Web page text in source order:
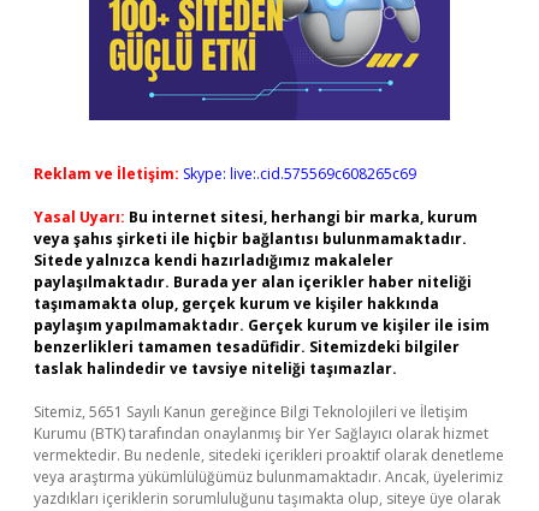
Reklam ve İletişim: Skype: live:.cid.575569c608265c69
Yasal Uyarı: Bu internet sitesi, herhangi bir marka, kurum
veya şahıs şirketi ile hiçbir bağlantısı bulunmamaktadır.
Sitede yalnızca kendi hazırladığımız makaleler
paylaşılmaktadır. Burada yer alan içerikler haber niteliği
taşımamakta olup, gerçek kurum ve kişiler hakkında
paylaşım yapılmamaktadır. Gerçek kurum ve kişiler ile isim
benzerlikleri tamamen tesadüfidir. Sitemizdeki bilgiler
taslak halindedir ve tavsiye niteliği taşımazlar.
Sitemiz, 5651 Sayılı Kanun gereğince Bilgi Teknolojileri ve İletişim
Kurumu (BTK) tarafından onaylanmış bir Yer Sağlayıcı olarak hizmet
vermektedir. Bu nedenle, sitedeki içerikleri proaktif olarak denetleme
veya araştırma yükümlülüğümüz bulunmamaktadır. Ancak, üyelerimiz
yazdıkları içeriklerin sorumluluğunu taşımakta olup, siteye üye olarak